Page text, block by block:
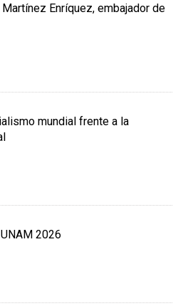
Enríquez, embajador de
mundial frente a la
2026